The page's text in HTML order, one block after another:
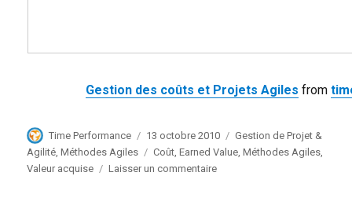
Gestion des coûts et Projets Agiles from
Auteur
Time Performance
Publié
le
13 octobre 2010 Catégories
Gestion de Projet &
Agilité,Méthodes Agiles Étiquettes
Coût,Earned Value,Méthodes Agiles,
Valeur acquise
Laisser un commentairesur